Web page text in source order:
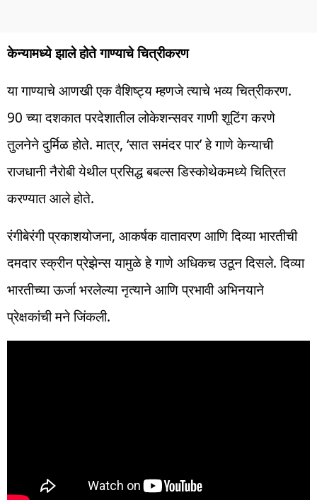
केन्यामध्ये झाले होते गाण्याचे चित्रीकरण
या गाण्याचे आणखी एक वैशिष्ट्य म्हणजे त्याचे भव्य चित्रीकरण.
90 च्या दशकात परदेशातील लोकेशन्सवर गाणी शूटिंग करणे
तुलनेने दुर्मिळ होते. मात्र, ‘सात समंदर पार’ हे गाणे केन्याची
राजधानी नैरोबी येथील प्रसिद्ध बबल्स डिस्कोथेकमध्ये चित्रित
करण्यात आले होते.
रंगीबेरंगी प्रकाशयोजना, आकर्षक वातावरण आणि दिव्या भारतीची
दमदार स्क्रीन प्रेझेन्स यामुळे हे गाणे अधिकच उठून दिसले. दिव्या
भारतीच्या ऊर्जा भरलेल्या नृत्याने आणि प्रभावी अभिनयाने
प्रेक्षकांची मने जिंकली.